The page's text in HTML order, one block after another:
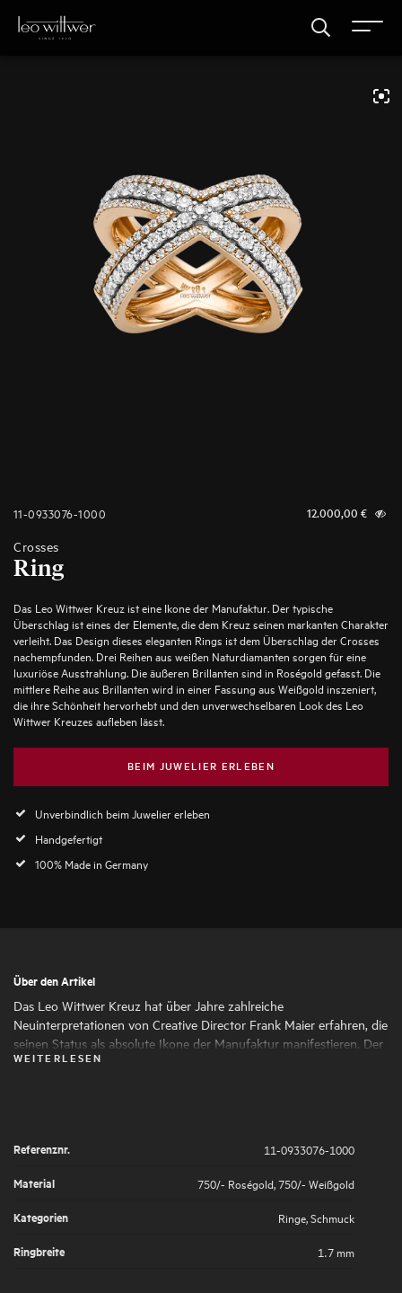
11-0933076-1000 12.000,00 €
Crosses
Ring
Das Leo Wittwer Kreuz ist eine Ikone der Manufaktur. Der typische
Überschlag ist eines der Elemente, die dem Kreuz seinen markanten Charakter
verleiht. Das Design dieses eleganten Rings ist dem Überschlag der Crosses
nachempfunden. Drei Reihen aus weißen Naturdiamanten sorgen für eine
luxuriöse Ausstrahlung. Die äußeren Brillanten sind in Roségold gefasst. Die
mittlere Reihe aus Brillanten wird in einer Fassung aus Weißgold inszeniert,
die ihre Schönheit hervorhebt und den unverwechselbaren Look des Leo
Wittwer Kreuzes aufleben lässt.
BEIM JUWELIER ERLEBEN
Unverbindlich beim Juwelier erleben
Handgefertigt
100% Made in Germany
Über den Artikel
Das Leo Wittwer Kreuz hat über Jahre zahlreiche
Neuinterpretationen von Creative Director Frank Maier erfahren, die
seinen Status als absolute Ikone der Manufaktur manifestieren. Der
Ring im Crosses-Design nimmt die moderne Designsprache auf und
WEITERLESEN
Referenznr.
11-0933076-1000
Material
750/- Roségold 750/- Weißgold
Kategorien
Ringe Schmuck
Ringbreite
1.7 mm